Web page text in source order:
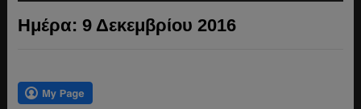
Ημέρα: 9 Δεκεμβρίου 2016